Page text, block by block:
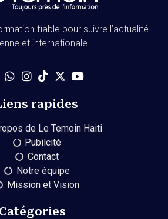
fiable pour suivre l’actualité
et internationale.
rapides
de Le Temoin Haiti
Pubilcité
Contact
Notre équipe
Mission et Vision
Catégories